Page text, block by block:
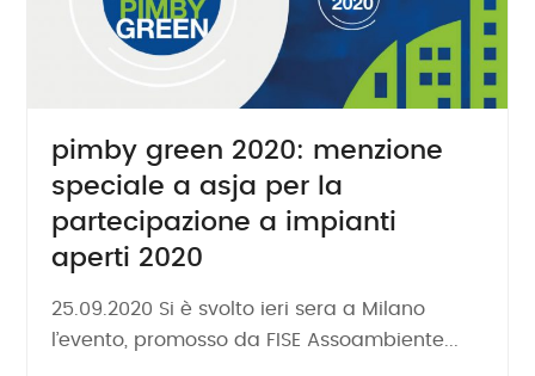
pimby green 2020: menzione
speciale a asja per la
partecipazione a impianti
aperti 2020
25.09.2020 Si è svolto ieri sera a Milano
l’evento, promosso da FISE Assoambiente...